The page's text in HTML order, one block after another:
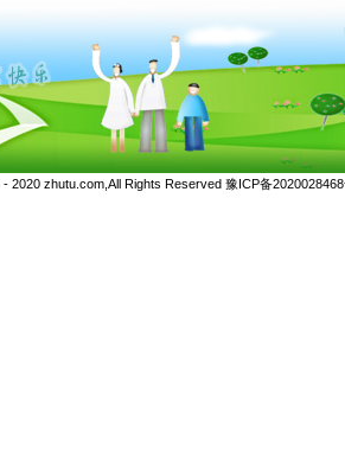
2020 zhutu.com,All Rights Reserved 豫ICP备2020028468